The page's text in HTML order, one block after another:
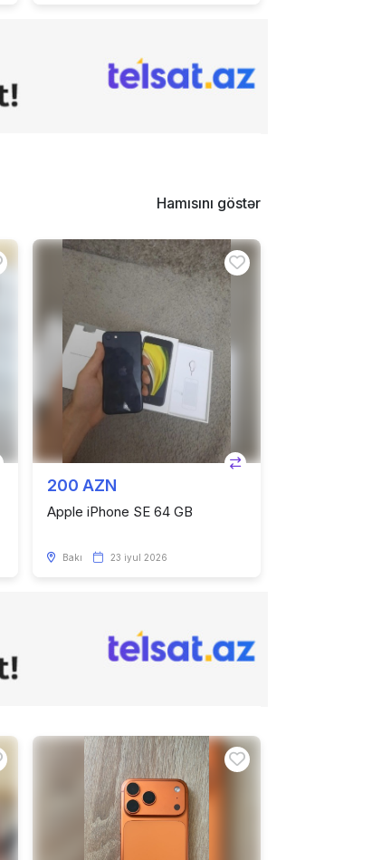
Hamısını göstər
200 AZN
Apple iPhone SE 64 GB
Bakı 23 iyul 2026